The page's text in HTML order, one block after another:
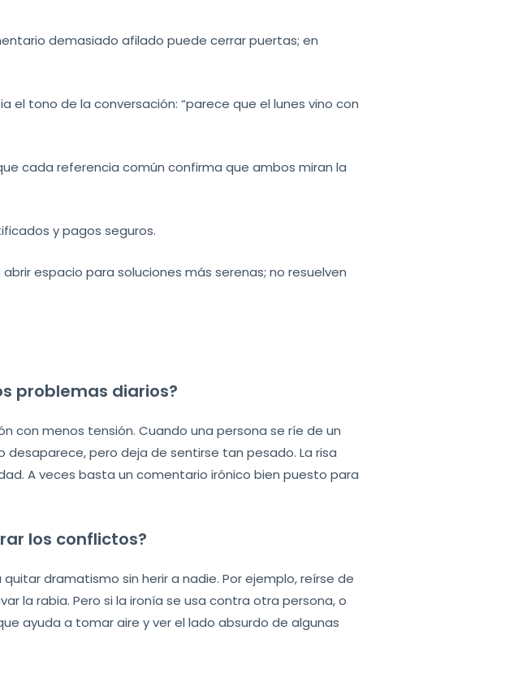
demasiado afilado puede cerrar puertas; en
tono de la conversación: “parece que el lunes vino con
cada referencia común confirma que ambos miran la
y pagos seguros.
espacio para soluciones más serenas; no resuelven
problemas diarios?
con menos tensión. Cuando una persona se ríe de un
pero deja de sentirse tan pesado. La risa
A veces basta un comentario irónico bien puesto para
los conflictos?
dramatismo sin herir a nadie. Por ejemplo, reírse de
la rabia. Pero si la ironía se usa contra otra persona, o
ayuda a tomar aire y ver el lado absurdo de algunas